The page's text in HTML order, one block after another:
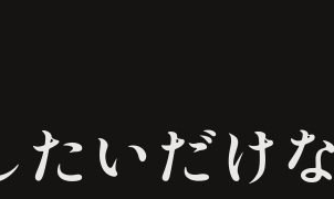
たいだけ